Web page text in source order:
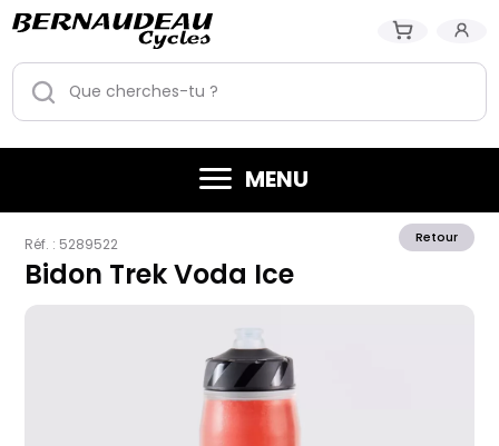
MENU
Retour
Réf. : 5289522
Bidon Trek Voda Ice